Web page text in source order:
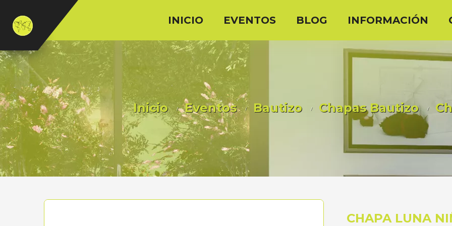
INICIO EVENTOS BLOG INFORMACIÓN
Inicio Eventos Bautizo Chapas Bautizo
CHAPA LUNA